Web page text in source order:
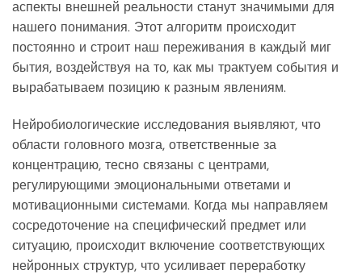
аспекты внешней реальности станут значимыми для
нашего понимания. Этот алгоритм происходит
постоянно и строит наш переживания в каждый миг
бытия, воздействуя на то, как мы трактуем события и
вырабатываем позицию к разным явлениям.
Нейробиологические исследования выявляют, что
области головного мозга, ответственные за
концентрацию, тесно связаны с центрами,
регулирующими эмоциональными ответами и
мотивационными системами. Когда мы направляем
сосредоточение на специфический предмет или
ситуацию, происходит включение соответствующих
нейронных структур, что усиливает переработку